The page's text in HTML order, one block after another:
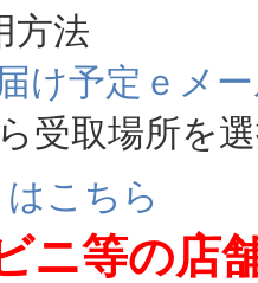
法
届け予定ｅメ
受取場所を
こちら
ニ等の店